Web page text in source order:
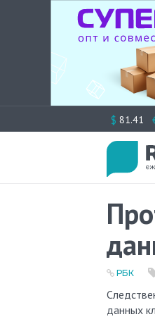
к
$ 81.41
РБК
Следственный комитет (СК) завел уголовное дело в отношении «Яндекс.Еды» из-за утечки персональных
данных